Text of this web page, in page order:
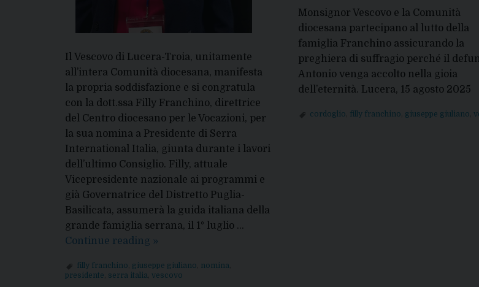
Il Vescovo di Lucera-Troia, unitamente
all’intera Comunità diocesana, manifesta
la propria soddisfazione e si congratula
con la dott.ssa Filly Franchino, direttrice
del Centro diocesano per le Vocazioni, per
la sua nomina a Presidente di Serra
International Italia, giunta durante i lavori
dell’ultimo Consiglio. Filly, attuale
Vicepresidente nazionale ai programmi e
già Governatrice del Distretto Puglia-
Basilicata, assumerà la guida italiana della
grande famiglia serrana, il 1° luglio …
Continue reading Congratulazioni
Filly
»
filly franchino giuseppe giuliano nomina
presidente serra italia vescovo
Monsignor Vescovo e la Comunità
diocesana partecipano al lutto della
famiglia Franchino assicurando la
preghiera di suffragio perché il
Antonio venga accolto nella gioia
dell’eternità. Lucera, 15 agosto 2025
cordoglio filly franchino giuseppe giuliano